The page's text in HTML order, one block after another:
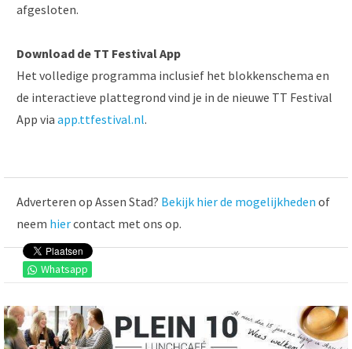
afgesloten.
Download de TT Festival App
Het volledige programma inclusief het blokkenschema en
de interactieve plattegrond vind je in de nieuwe TT Festival
App via app.ttfestival.nl.
Whatsapp
Adverteren op Assen Stad? Bekijk hier de mogelijkheden of
neem hiercontact met ons op.